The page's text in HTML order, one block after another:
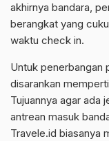
akhirnya bandara,
berangkat yang
waktu check in.
Untuk penerbangan
disarankan
Tujuannya agar ada
antrean masuk
Travele.id biasanya